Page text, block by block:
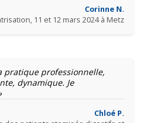
Corinne N.
11 et 12 mars 2024 à Metz
pratique professionnelle,
dynamique. Je
Chloé P.